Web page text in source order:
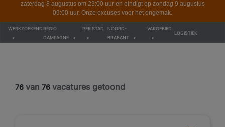
zaterdag 8 augustus om 23:00 uur en eindigt op zondag 9 augustus
09:00 uur. Onze excuses voor het ongemak.
WERKZOEKEND REGIO
CAMPAGNE
PER STAD
NOORD-
BRABANT
VAKGEBIED
LOGISTIEK
76 van 76 vacatures getoond